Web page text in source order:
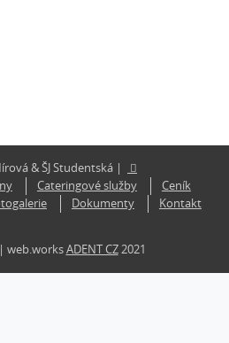
& ŠJ Studentská |
Cateringové služby
Ceník
Dokumenty Kontakt
ADENT CZ2021